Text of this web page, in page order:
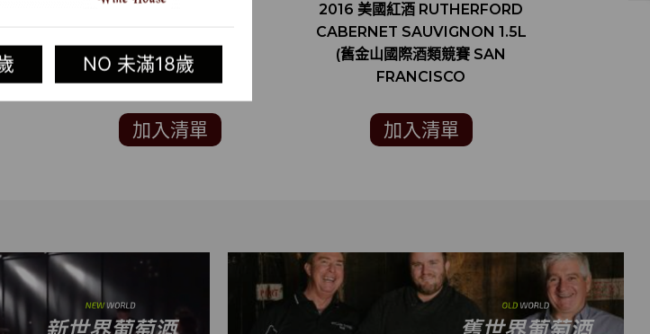
NO 未滿18歲
RE:FIND LIMONCELLO
加入清單
2016 美國紅酒 RUTHERFORD
CABERNET SAUVIGNON 1.5L
(舊金山國際酒類競賽 SAN
FRANCISCO
COMPETITION 銀牌)
加入清單